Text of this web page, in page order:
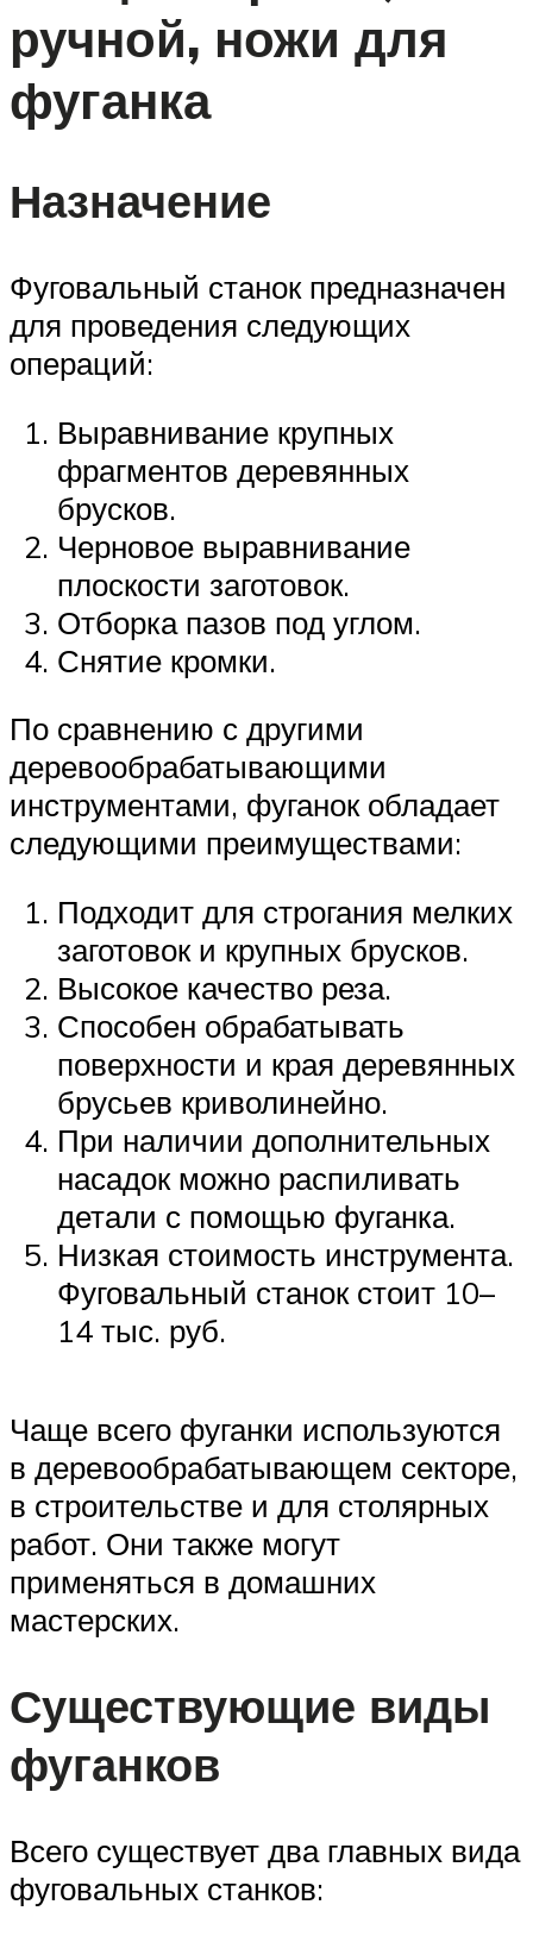
ручной, ножи для
фуганка
Назначение
Фуговальный станок предназначен
для проведения следующих
операций:
Выравнивание крупных
фрагментов деревянных
брусков.
Черновое выравнивание
плоскости заготовок.
Отборка пазов под углом.
Снятие кромки.
По сравнению с другими
деревообрабатывающими
инструментами, фуганок обладает
следующими преимуществами:
Подходит для строгания мелких
заготовок и крупных брусков.
Высокое качество реза.
Способен обрабатывать
поверхности и края деревянных
брусьев криволинейно.
При наличии дополнительных
насадок можно распиливать
детали с помощью фуганка.
Низкая стоимость инструмента.
Фуговальный станок стоит 10–
14 тыс. руб.
Чаще всего фуганки используются
в деревообрабатывающем секторе,
в строительстве и для столярных
работ. Они также могут
применяться в домашних
мастерских.
Существующие виды
фуганков
Всего существует два главных вида
фуговальных станков: